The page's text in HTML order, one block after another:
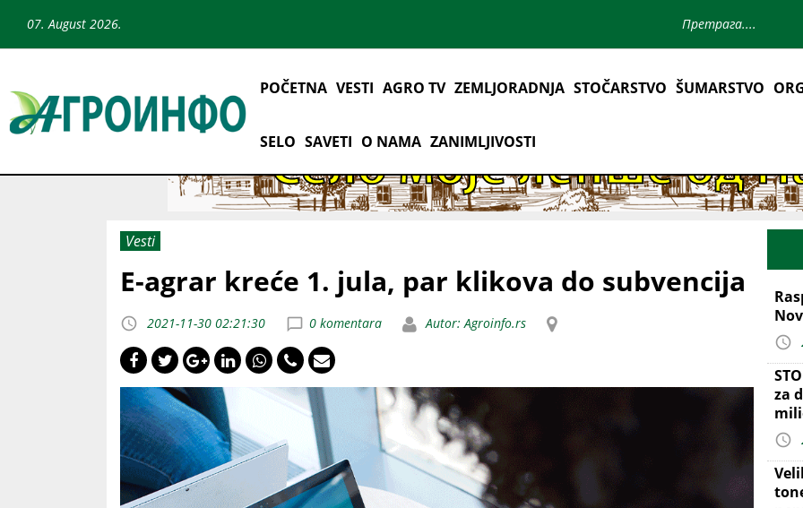
07. August 2026.
POČETNA VESTI AGRO TV ZEMLJORADNJA STOČARSTVO ŠUMARSTVO
SELO SAVETI O NAMA ZANIMLJIVOSTI
Vesti
E-agrar kreće 1. jula, par klikova do subvencija
2021-11-30 02:21:30 0 komentara Autor: Agroinfo.rs
za